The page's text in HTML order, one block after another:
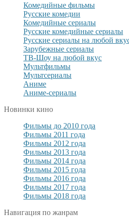
Комедийные фильмы
Русские комедии
Комедийные сериалы
Русские комедийные сериалы
Русские сериалы на любой
Зарубежные сериалы
ТВ-Шоу на любой вкус
Мультфильмы
Мультсериалы
Аниме
Аниме-сериалы
Новинки кино
Фильмы до 2010 года
Фильмы 2011 года
Фильмы 2012 года
Фильмы 2013 года
Фильмы 2014 года
Фильмы 2015 года
Фильмы 2016 года
Фильмы 2017 года
Фильмы 2018 года
Навигация по жанрам